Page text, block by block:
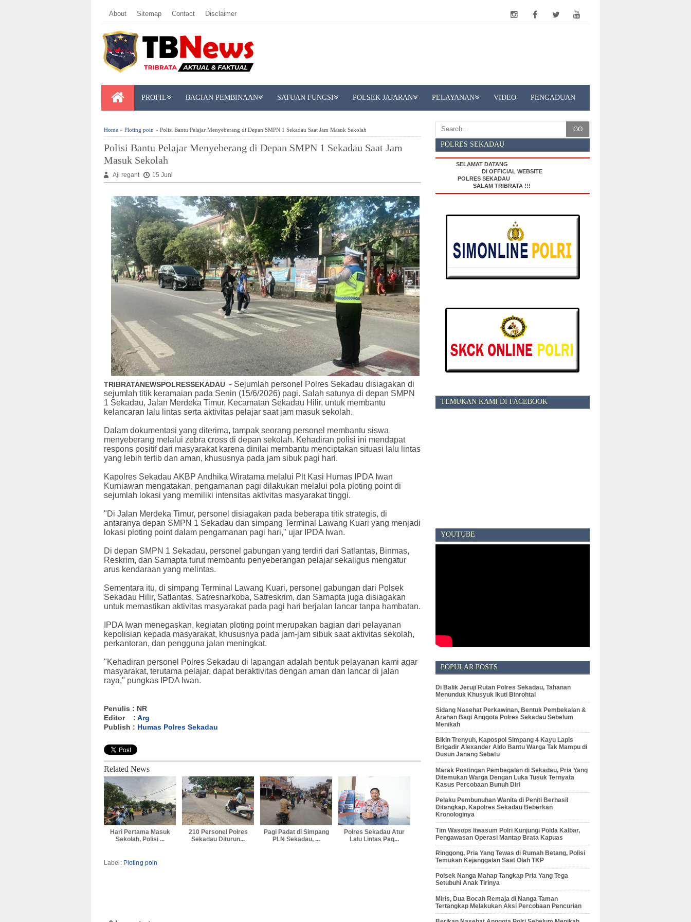
About Sitemap Contact Disclaimer
PROFIL BAGIAN PEMBINAAN SATUAN FUNGSI POLSEK JAJARAN PELAYANAN VIDEO PENGADUAN
Home » Ploting poin » Polisi Bantu Pelajar Menyeberang di Depan SMPN 1 Sekadau Saat Jam Masuk Sekolah
Polisi Bantu Pelajar Menyeberang di Depan SMPN 1 Sekadau Saat Jam
Masuk Sekolah
Aji regant 15 Juni
TRIBRATANEWSPOLRESSEKADAU - Sejumlah personel Polres Sekadau disiagakan di
sejumlah titik keramaian pada Senin (15/6/2026) pagi. Salah satunya di depan SMPN
1 Sekadau, Jalan Merdeka Timur, Kecamatan Sekadau Hilir, untuk membantu
kelancaran lalu lintas serta aktivitas pelajar saat jam masuk sekolah.
Dalam dokumentasi yang diterima, tampak seorang personel membantu siswa
menyeberang melalui zebra cross di depan sekolah. Kehadiran polisi ini mendapat
respons positif dari masyarakat karena dinilai membantu menciptakan situasi lalu lintas
yang lebih tertib dan aman, khususnya pada jam sibuk pagi hari.
Kapolres Sekadau AKBP Andhika Wiratama melalui Plt Kasi Humas IPDA Iwan
Kurniawan mengatakan, pengamanan pagi dilakukan melalui pola ploting point di
sejumlah lokasi yang memiliki intensitas aktivitas masyarakat tinggi.
"Di Jalan Merdeka Timur, personel disiagakan pada beberapa titik strategis, di
antaranya depan SMPN 1 Sekadau dan simpang Terminal Lawang Kuari yang menjadi
lokasi ploting point dalam pengamanan pagi hari," ujar IPDA Iwan.
Di depan SMPN 1 Sekadau, personel gabungan yang terdiri dari Satlantas, Binmas,
Reskrim, dan Samapta turut membantu penyeberangan pelajar sekaligus mengatur
arus kendaraan yang melintas.
Sementara itu, di simpang Terminal Lawang Kuari, personel gabungan dari Polsek
Sekadau Hilir, Satlantas, Satresnarkoba, Satreskrim, dan Samapta juga disiagakan
untuk memastikan aktivitas masyarakat pada pagi hari berjalan lancar tanpa hambatan.
IPDA Iwan menegaskan, kegiatan ploting point merupakan bagian dari pelayanan
kepolisian kepada masyarakat, khususnya pada jam-jam sibuk saat aktivitas sekolah,
perkantoran, dan pengguna jalan meningkat.
"Kehadiran personel Polres Sekadau di lapangan adalah bentuk pelayanan kami agar
masyarakat, terutama pelajar, dapat beraktivitas dengan aman dan lancar di jalan
raya," pungkas IPDA Iwan.
Penulis : NR
Editor : Arg
Publish : Humas Polres Sekadau
Related News
Hari Pertama Masuk
Sekolah, Polisi ...
210 Personel Polres
Sekadau Diturun...
Pagi Padat di Simpang
PLN Sekadau, ...
Polres Sekadau Atur
Lalu Lintas Pag...
Label: Ploting poin
GO
POLRES SEKADAU
SELAMAT DATANG
DI OFFICIAL WEBSITE
POLRES SEKADAU
SALAM TRIBRATA !!!
TEMUKAN KAMI DI FACEBOOK
YOUTUBE
POPULAR POSTS
Di Balik Jeruji Rutan Polres Sekadau, Tahanan
Menunduk Khusyuk Ikuti Binrohtal
Sidang Nasehat Perkawinan, Bentuk Pembekalan &
Arahan Bagi Anggota Polres Sekadau Sebelum
Menikah
Bikin Trenyuh, Kapospol Simpang 4 Kayu Lapis
Brigadir Alexander Aldo Bantu Warga Tak Mampu di
Dusun Janang Sebatu
Marak Postingan Pembegalan di Sekadau, Pria Yang
Ditemukan Warga Dengan Luka Tusuk Ternyata
Kasus Percobaan Bunuh Diri
Pelaku Pembunuhan Wanita di Peniti Berhasil
Ditangkap, Kapolres Sekadau Beberkan
Kronologinya
Tim Wasops Itwasum Polri Kunjungi Polda Kalbar,
Pengawasan Operasi Mantap Brata Kapuas
Ringgong, Pria Yang Tewas di Rumah Betang, Polisi
Temukan Kejanggalan Saat Olah TKP
Polsek Nanga Mahap Tangkap Pria Yang Tega
Setubuhi Anak Tirinya
Miris, Dua Bocah Remaja di Nanga Taman
Tertangkap Melakukan Aksi Percobaan Pencurian